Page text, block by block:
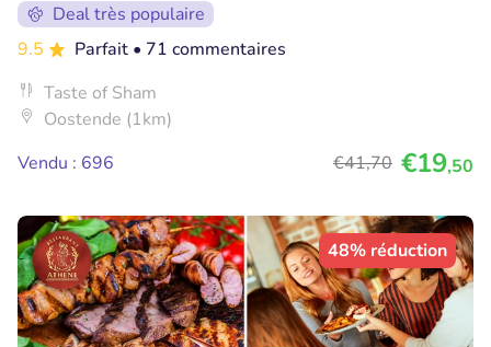
Deal très populaire
9.5
Parfait • 71 commentaires
Taste of Sham
Oostende (1km)
Vendu : 696
€41,70 €19,50
48% réduction